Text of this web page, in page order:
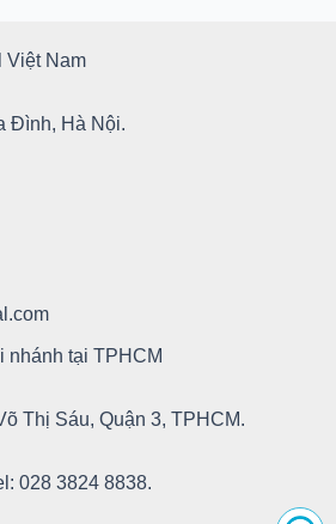
Việt Nam
Đình, Hà Nội.
nhánh tại TPHCM
Thị Sáu, Quận 3, TPHCM.
028 3824 8838.